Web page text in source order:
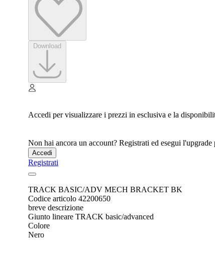
Accedi per visualizzare i prezzi in esclusiva e la
Non hai ancora un account? Registrati ed esegui
Accedi
Registrati
TRACK BASIC/ADV MECH BRACKET BK
Codice articolo 42200650
breve descrizione
Giunto lineare TRACK basic/advanced
Colore
Nero